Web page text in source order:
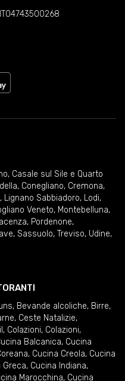
, Casale sul Sile e Quarto
, Conegliano, Cremona,
, Lignano Sabbiadoro, Lodi,
Veneto, Montebelluna,
, Pordenone,
, Sassuolo, Treviso, Udine,
, Bevande alcoliche, Birre,
, Ceste Natalizie,
, Colazioni, Colazioni,
Balcanica, Cucina
, Cucina Creola, Cucina
Greca, Cucina Indiana,
Marocchina, Cucina